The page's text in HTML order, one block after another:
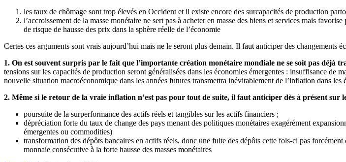
les taux de chômage sont trop élevés en Occident et il existe encore des surcapacités de production
l’accroissement de la masse monétaire ne sert pas à acheter en masse des biens et services mais
de risque de hausse des prix dans la sphère réelle de l’économie
Certes ces arguments sont vrais aujourd’hui mais ne le seront plus demain. Il faut anticiper des changements
1. On est souvent surpris par le fait que l’importante création monétaire mondiale ne se soit pas déjà
tensions sur les capacités de production seront généralisées dans les économies émergentes : insuffisance
nouvelle situation macroéconomique dans les années futures transmettra inévitablement de l’inflation dans les
2. Même si le retour de la vraie inflation n’est pas pour tout de suite, il faut anticiper dès à présent sur
poursuite de la surperformance des actifs réels et tangibles sur les actifs financiers ;
dépréciation forte du taux de change des pays menant des politiques monétaires exagérément
émergentes ou commodities)
transformation des dépôts bancaires en actifs réels, donc une fuite des dépôts cette fois-ci pas
monnaie consécutive à la forte hausse des masses monétaires